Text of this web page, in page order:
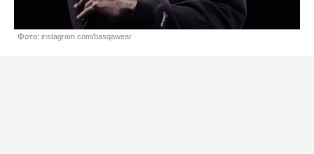
Фото: instagram.com/basqawear